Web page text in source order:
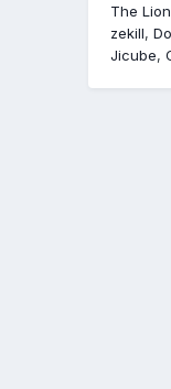
The
zekill
Jicube